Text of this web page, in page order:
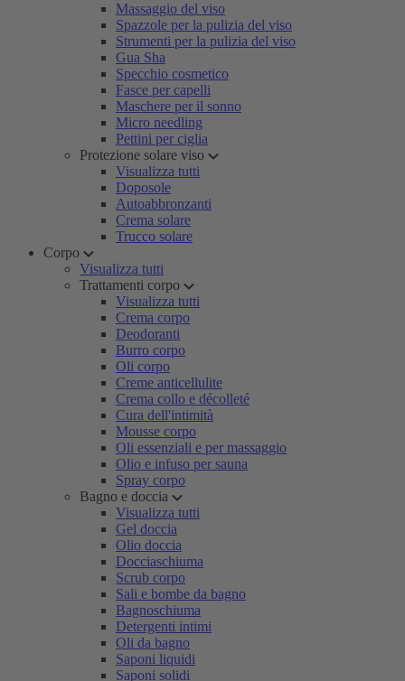
Massaggio del viso
Spazzole per la pulizia del viso
Strumenti per la pulizia del viso
Gua Sha
Specchio cosmetico
Fasce per capelli
Maschere per il sonno
Micro needling
Pettini per ciglia
Protezione solare viso
Visualizza tutti
Doposole
Autoabbronzanti
Crema solare
Trucco solare
Corpo
Visualizza tutti
Trattamenti corpo
Visualizza tutti
Crema corpo
Deodoranti
Burro corpo
Oli corpo
Creme anticellulite
Crema collo e décolleté
Cura dell'intimità
Mousse corpo
Oli essenziali e per massaggio
Olio e infuso per sauna
Spray corpo
Bagno e doccia
Visualizza tutti
Gel doccia
Olio doccia
Docciaschiuma
Scrub corpo
Sali e bombe da bagno
Bagnoschiuma
Detergenti intimi
Oli da bagno
Saponi liquidi
Saponi solidi